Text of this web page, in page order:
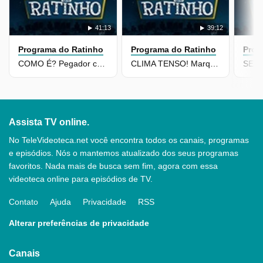
41:13
Programa do Ratinho
39:12
Programa do Ratinho
Assista TV online.
No TeleVideoteca.net você encontra todos os canais, programas
e episódios. Nós o mantemos atualizado dos seus programas
favoritos. Nada mais de busca sem fim, agora com essa
videoteca online para episódios de TV.
Contato Ajuda Privacidade RSS
Alterar preferências de privacidade
Canais